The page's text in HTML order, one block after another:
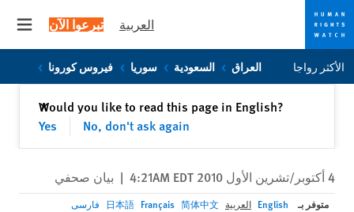
Skip
to
Skip
to
العربية تبرعوا الآن
الأكثر رواجا العراق السعودية سوريا فيروس كورونا
Would you like to read this page in English?
Yes
No, don't ask again
✕إغلاق
4 أكتوبر/تشرين الأول 2010 4:21AM EDT | بيان صحفي
متوفر بـ English العربية 简体中文
Français
日本語 فارسی